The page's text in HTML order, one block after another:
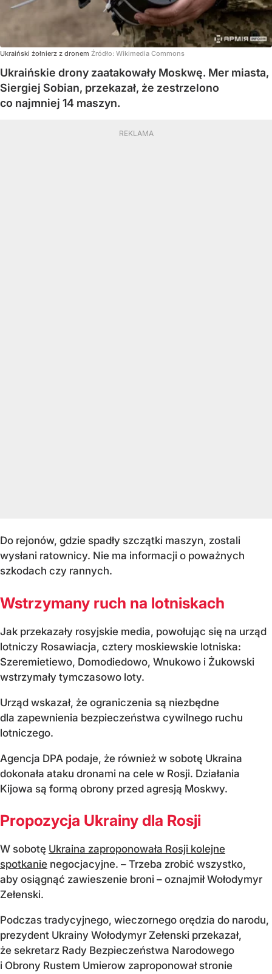
Ukraiński żołnierz z dronem Źródło: Wikimedia Commons
Ukraińskie drony zaatakowały Moskwę. Mer miasta,
Siergiej Sobian, przekazał, że zestrzelono
co najmniej 14 maszyn.
Do rejonów, gdzie spadły szczątki maszyn, zostali
wysłani ratownicy. Nie ma informacji o poważnych
szkodach czy rannych.
Wstrzymany ruch na lotniskach
Jak przekazały rosyjskie media, powołując się na urząd
lotniczy Rosawiacja, cztery moskiewskie lotniska:
Szeremietiewo, Domodiedowo, Wnukowo i Żukowski
wstrzymały tymczasowo loty.
Urząd wskazał, że ograniczenia są niezbędne
dla zapewnienia bezpieczeństwa cywilnego ruchu
lotniczego.
Agencja DPA podaje, że również w sobotę Ukraina
dokonała ataku dronami na cele w Rosji. Działania
Kijowa są formą obrony przed agresją Moskwy.
Propozycja Ukrainy dla Rosji
W sobotę Ukraina zaproponowała Rosji kolejne
spotkanie negocjacyjne. – Trzeba zrobić wszystko,
aby osiągnąć zawieszenie broni – oznajmił Wołodymyr
Zełenski.
Podczas tradycyjnego, wieczornego orędzia do narodu,
prezydent Ukrainy Wołodymyr Zełenski przekazał,
że sekretarz Rady Bezpieczeństwa Narodowego
i Obrony Rustem Umierow zaproponował stronie